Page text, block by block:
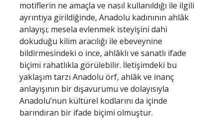
motiflerin ne amaçla ve nasıl kullanıldığı ile ilgili
ayrıntıya girildiğinde, Anadolu kadınının ahlâk
anlayışı; mesela evlenmek isteyişini dahi
dokuduğu kilim aracılığı ile ebeveynine
bildirmesindeki o ince, ahlâklı ve sanatlı ifade
biçimi rahatlıkla görülebilir. İletişimdeki bu
yaklaşım tarzı Anadolu örf, ahlâk ve inanç
anlayışının bir dışavurumu ve dolayısıyla
Anadolu’nun kültürel kodlarını da içinde
barındıran bir ifade biçimi olmuştur.